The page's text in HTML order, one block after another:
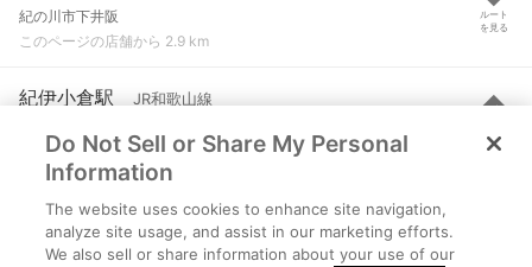
紀の川市下井阪
このページの店舗から 2.9 km
ルート
を見る
紀伊小倉駅 JR和歌山線
和歌山市新庄
このページの店舗から 3.2 km
ルート
を見る
打田駅 JR和歌山線
紀の川市打田
Do Not Sell or Share My Personal
Information
The website uses cookies to enhance site navigation,
analyze site usage, and assist in our marketing efforts.
We also sell or share information about your use of our